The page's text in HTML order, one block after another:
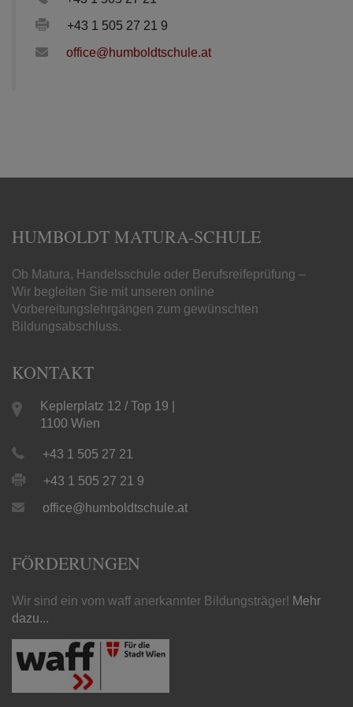
+43 1 505 27 21 9
office@humboldtschule.at
HUMBOLDT MATURA-SCHULE
Ob Matura, Handelsschule oder Berufsreifeprüfung –
Wir begleiten Sie mit unseren online
Vorbereitungslehrgängen zum gewünschten
Bildungsabschluss.
KONTAKT
Keplerplatz 12 / Top 19 |
1100 Wien
+43 1 505 27 21
+43 1 505 27 21 9
office@humboldtschule.at
FÖRDERUNGEN
Wir sind ein vom waff anerkannter Bildungsträger! Mehr
dazu...